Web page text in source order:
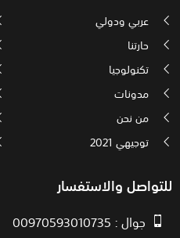
عربي ودولي
حارتنا
تكنولوجيا
مدونات
من نحن
توجيهي 2021
للتواصل والاستفسار
جوال : 00970593010735